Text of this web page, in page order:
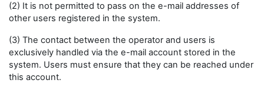
(2) It is not permitted to pass on the e-mail addresses of
other users registered in the system.
(3) The contact between the operator and users is
exclusively handled via the e-mail account stored in the
system. Users must ensure that they can be reached under
this account.